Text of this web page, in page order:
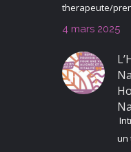
therapeute/
4 mars 2025
un